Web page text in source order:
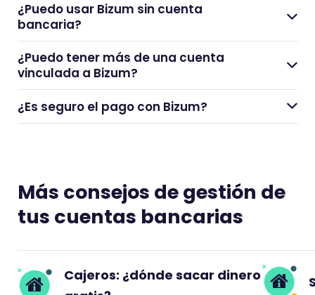
¿Puedo usar Bizum sin cuenta
bancaria?
¿Puedo tener más de una cuenta
vinculada a Bizum?
¿Es seguro el pago con Bizum?
Más consejos de gestión de
tus cuentas bancarias
Cajeros: ¿dónde sacar dinero